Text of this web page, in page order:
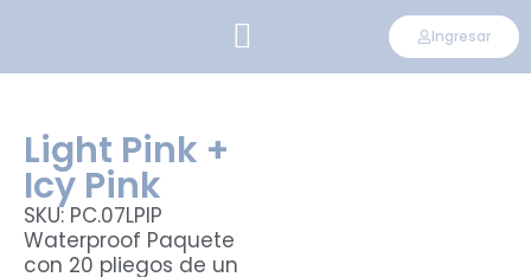
Ingresar
Light Pink +
Icy Pink
SKU: PC.07LPIP
Waterproof Paquete
con 20 pliegos de un